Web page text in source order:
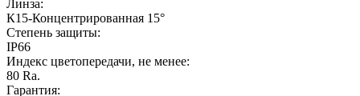
Линза:
К15-Концентрированная 15°
Степень защиты:
IP66
Индекс цветопередачи, не менее:
80 Ra.
Гарантия: